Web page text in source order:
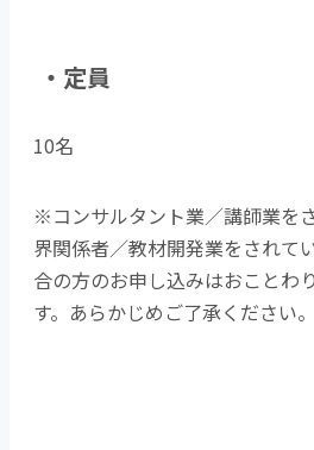
・定員
10名
※コンサルタント業／講師業を
界関係者／教材開発業をされて
合の方のお申し込みはおことわ
す。あらかじめご了承ください。